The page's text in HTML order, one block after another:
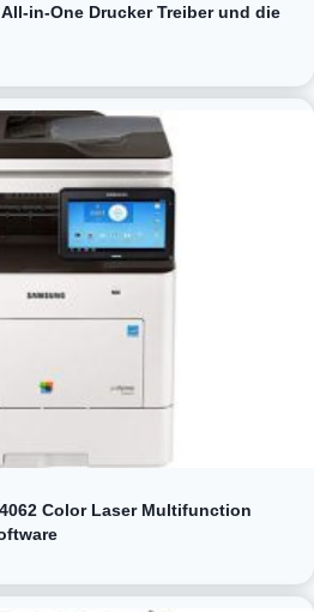
in-One Drucker Treiber und die
Color Laser Multifunction